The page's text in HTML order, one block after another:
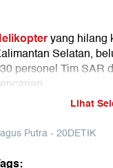
yang hilang
Selatan,
personel Tim SAR
Diketahui, helikopter
kontak saat
Alam,
Palangka Raya.
Lihat
Putra - 20DETIK